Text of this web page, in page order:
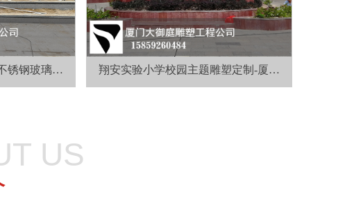
锈钢玻璃钢
翔安实验小学校园主题雕塑定制-厦门
校园雕塑厂家
US